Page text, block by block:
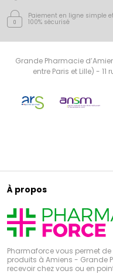
Paiement en ligne simple
100% sécurisé
Grande Pharmacie
entre Paris et Lille) -
À propos
Pharmaforce vous permet
produits à Amiens - Grande
recevoir chez vous ou en